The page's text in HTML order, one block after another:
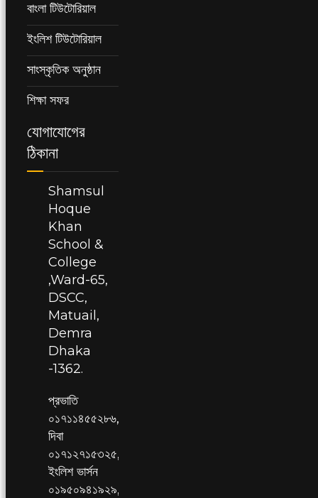
বাংলা টিউটোরিয়াল
ইংলিশ টিউটোরিয়াল
সাংস্কৃতিক অনুষ্ঠান
শিক্ষা সফর
যোগাযোগের
ঠিকানা
Shamsul
Hoque
Khan
School &
College
,Ward-65,
DSCC,
Matuail,
Demra
Dhaka
-1362.
প্রভাতি
০১৭১১৪৫৫২৮৬,
দিবা
০১৭১২৭১৫৩২৫,
ইংলিশ ভার্সন
০১৯৫০৯৪১৯২৯,